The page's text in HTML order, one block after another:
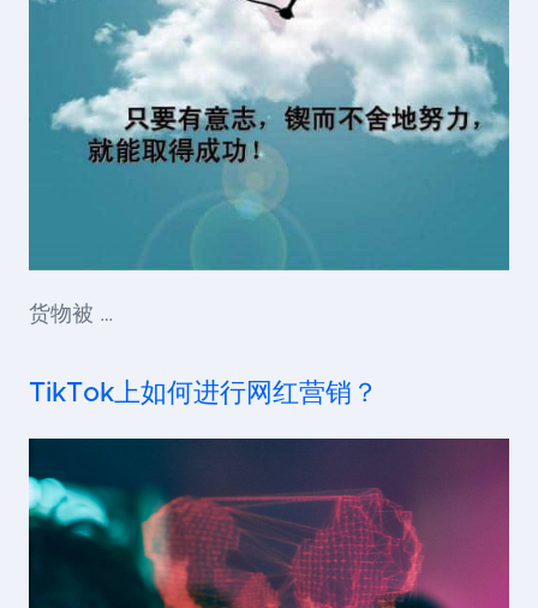
货物被 …
TikTok上如何进行网红营销？